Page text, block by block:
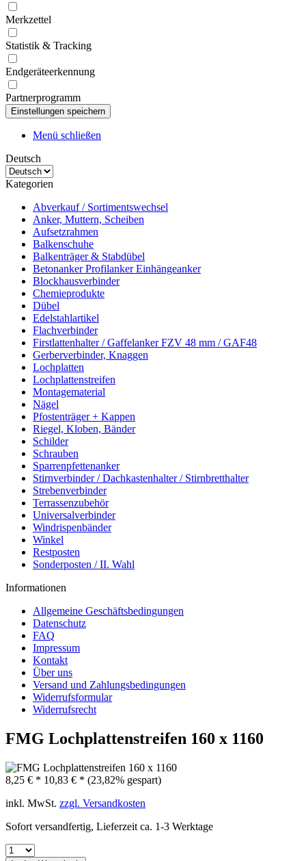
Merkzettel
Statistik & Tracking
Endgeräteerkennung
Partnerprogramm
Menü schließen
Deutsch
Kategorien
Abverkauf / Sortimentswechsel
Anker, Muttern, Scheiben
Aufsetzrahmen
Balkenschuhe
Balkenträger & Stabdübel
Betonanker Profilanker Einhängeanker
Blockhausverbinder
Chemieprodukte
Dübel
Edelstahlartikel
Flachverbinder
Firstlattenhalter / Gaffelanker FZV 48 mm / GAF48
Gerberverbinder, Knaggen
Lochplatten
Lochplattenstreifen
Montagematerial
Nägel
Pfostenträger + Kappen
Riegel, Kloben, Bänder
Schilder
Schrauben
Sparrenpfettenanker
Stirnverbinder / Dachkastenhalter / Stirnbretthalter
Strebenverbinder
Terrassenzubehör
Universalverbinder
Windrispenbänder
Winkel
Restposten
Sonderposten / II. Wahl
Informationen
Allgemeine Geschäftsbedingungen
Datenschutz
FAQ
Impressum
Kontakt
Über uns
Versand und Zahlungsbedingungen
Widerrufsformular
Widerrufsrecht
FMG Lochplattenstreifen 160 x 1160
8,25 € * 10,83 € * (23,82% gespart)
inkl. MwSt. zzgl. Versandkosten
Sofort versandfertig, Lieferzeit ca. 1-3 Werktage